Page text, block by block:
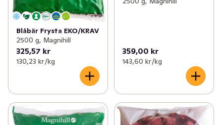
Blåbär Frysta EKO/KRAV
2500 g, Magnihill
325,57 kr
130,23 kr /kg
359,00 kr
143,60 kr /kg